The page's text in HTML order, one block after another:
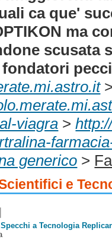
ca que'
ma
scusata
viagra >
generico >
e
a Tecnologia